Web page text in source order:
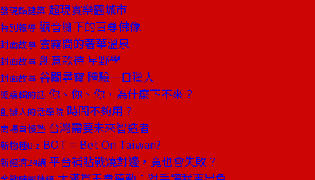
發現酷建築 超現實樂園城市
特別報導 觀音腳下的百尊佛像
封面故事 雲霧間的奢華溫泉
封面故事 創意款待 星野學
封面故事 谷關尋寶 體驗一日獵人
總編輯的話 你、你、你，為什麼下不來？
創辦人的活學院 時間不夠用？
商場自慢塾 台灣需要未來智造者
新物種Biz BOT = Bet On Taiwan?
新經濟24講 平台補貼戰燒對邊，竟也會失敗？